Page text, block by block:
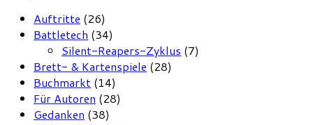
Auftritte (26)
Battletech (34)
Silent-Reapers-Zyklus (7)
Brett- & Kartenspiele (28)
Buchmarkt (14)
Für Autoren (28)
Gedanken (38)